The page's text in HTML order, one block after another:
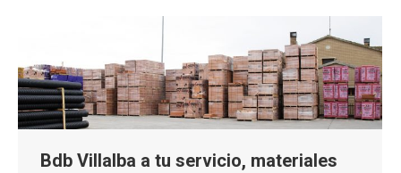
Bdb Villalba a tu servicio, materiales